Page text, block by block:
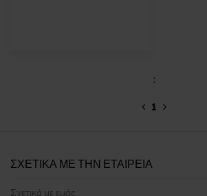
:
1
ΣΧΕΤΙΚΑ ΜΕ ΤΗΝ ΕΤΑΙΡΕΙΑ
Σχετικά με εμάς